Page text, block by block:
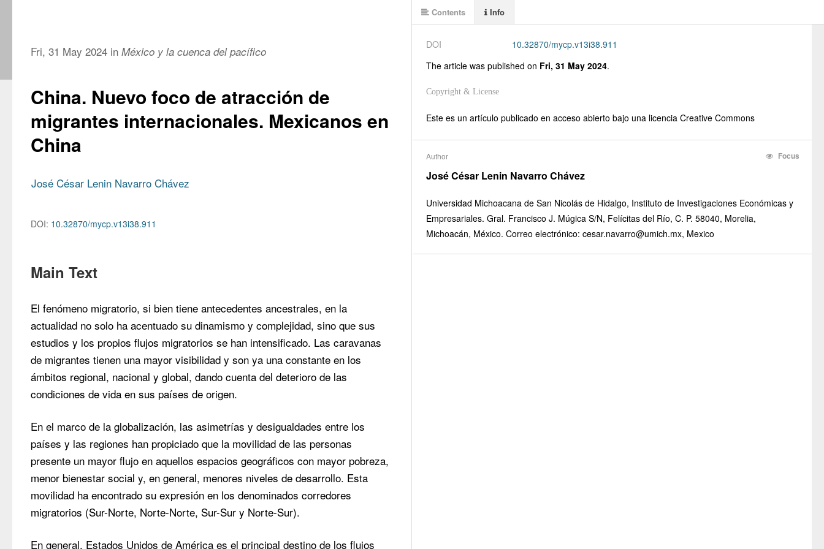
Fri, 31 May 2024 in México y la cuenca del pacífico
China. Nuevo foco de atracción de
migrantes internacionales. Mexicanos en
China
José César Lenin Navarro Chávez
DOI: 10.32870/mycp.v13i38.911
Main Text
El fenómeno migratorio, si bien tiene antecedentes ancestrales, en la
actualidad no solo ha acentuado su dinamismo y complejidad, sino que sus
estudios y los propios flujos migratorios se han intensificado. Las caravanas
de migrantes tienen una mayor visibilidad y son ya una constante en los
ámbitos regional, nacional y global, dando cuenta del deterioro de las
condiciones de vida en sus países de origen.
En el marco de la globalización, las asimetrías y desigualdades entre los
países y las regiones han propiciado que la movilidad de las personas
presente un mayor flujo en aquellos espacios geográficos con mayor pobreza,
menor bienestar social y, en general, menores niveles de desarrollo. Esta
movilidad ha encontrado su expresión en los denominados corredores
migratorios (Sur-Norte, Norte-Norte, Sur-Sur y Norte-Sur).
En general, Estados Unidos de América es el principal destino de los flujos
DOI
10.32870/mycp.v13i38.911
The article was published on Fri, 31 May 2024.
Copyright & License
Este es un artículo publicado en acceso abierto bajo una licencia Creative Commons
Author Focus
José César Lenin Navarro Chávez
Universidad Michoacana de San Nicolás de Hidalgo, Instituto de Investigaciones Económicas y
Empresariales. Gral. Francisco J. Múgica S/N, Felícitas del Río, C. P. 58040, Morelia,
Michoacán, México. Correo electrónico: cesar.navarro@umich.mx, Mexico
Contents Info